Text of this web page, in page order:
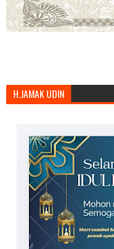
H.JAMAK UDIN